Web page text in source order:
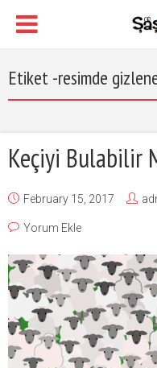
Etiket -resimde
Keçiyi Bulabilir
February 15, 2017
Yorum Ekle